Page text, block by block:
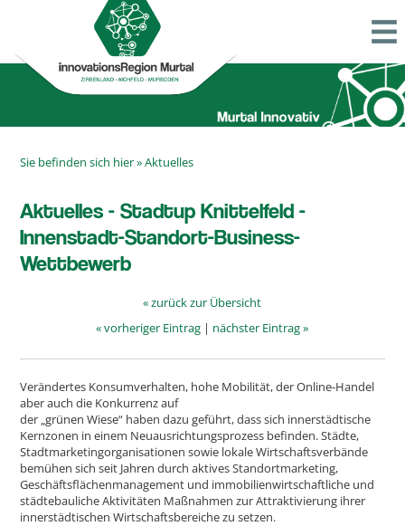
Sie befinden sich hier »Aktuelles
Aktuelles - Stadtup Knittelfeld -
Innenstadt-Standort-Business-
Wettbewerb
« zurück zur Übersicht
« vorheriger Eintrag | nächster Eintrag »
Verändertes Konsumverhalten, hohe Mobilität, der Online-Handel
aber auch die Konkurrenz auf
der „grünen Wiese“ haben dazu geführt, dass sich innerstädtische
Kernzonen in einem Neuausrichtungsprozess befinden. Städte,
Stadtmarketingorganisationen sowie lokale Wirtschaftsverbände
bemühen sich seit Jahren durch aktives Standortmarketing,
Geschäftsflächenmanagement und immobilienwirtschaftliche und
städtebauliche Aktivitäten Maßnahmen zur Attraktivierung ihrer
innerstädtischen Wirtschaftsbereiche zu setzen.